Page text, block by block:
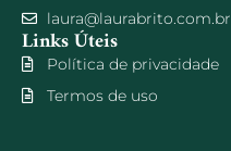
laura@laurabrito.com.br
Links Úteis
Política de privacidade
Termos de uso